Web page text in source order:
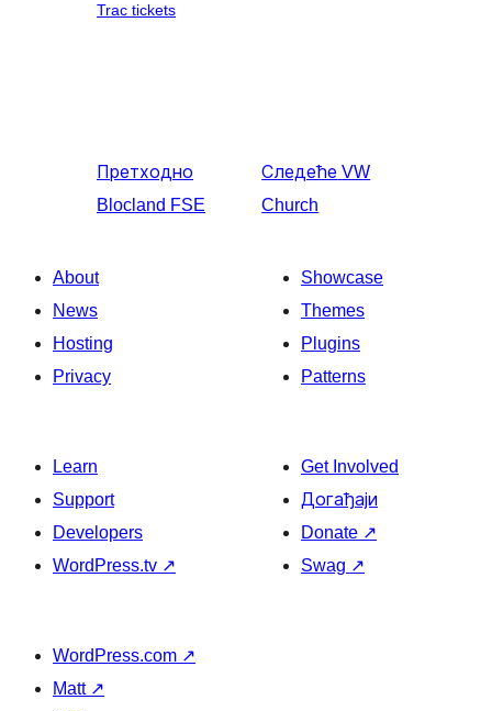
Trac tickets
Претходно
Blocland FSE
Следеће VW
Church
About
News
Hosting
Privacy
Showcase
Themes
Plugins
Patterns
Learn
Support
Developers
WordPress.tv ↗
Get Involved
Догађаји
Donate ↗
Swag ↗
WordPress.com ↗
Matt ↗